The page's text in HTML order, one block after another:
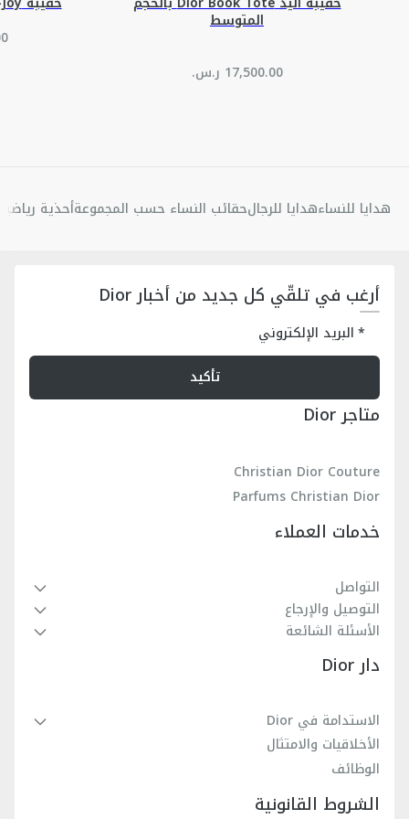
المتوسط
‏17,500.00 ر.س.‏
‏20,500.00 ر.س.‏
هدايا للنساءهدايا للرجالحقائب النساء حسب المجموعةأحذية
أرغب في تلقّي كل جديد من أخبار Dior
البريد الإلكتروني
تأكيد
متاجر Dior
Christian Dior Couture
Parfums Christian Dior
خدمات العملاء
التواصل
التوصيل والإرجاع
الأسئلة الشائعة
دار Dior
الاستدامة في Dior
الأخلاقيات والامتثال
الوظائف
الشروط القانونية